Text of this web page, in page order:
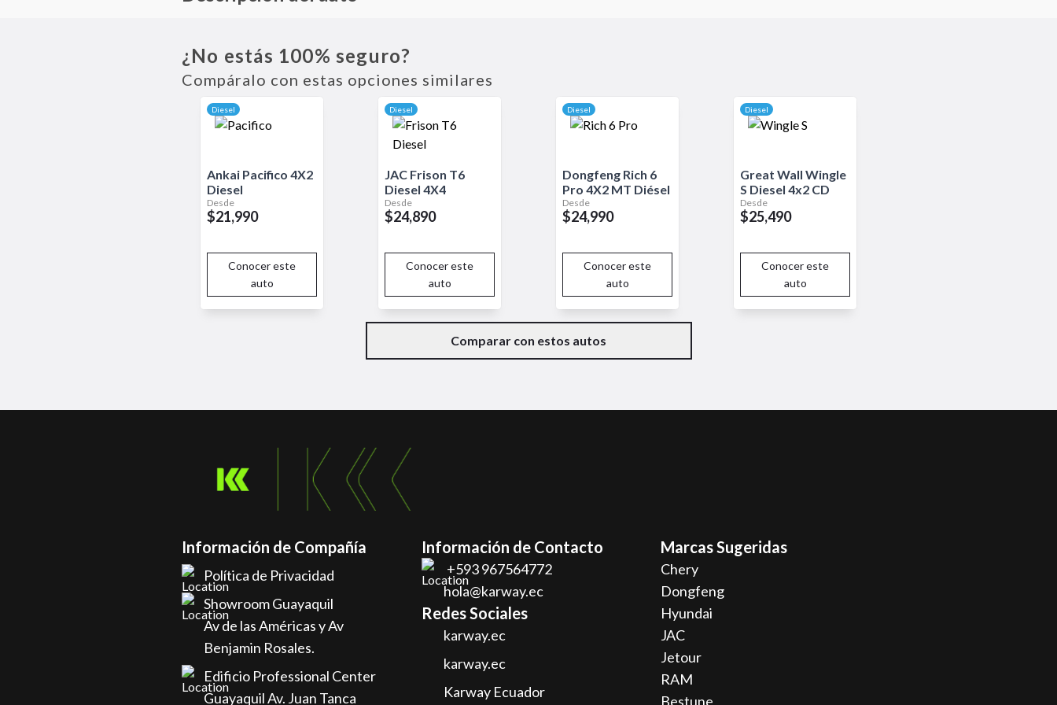
para trabajos exigentes y aventuras fuera de la carretera. La Tunland G7 incorpora tecnología de última generación, incluyendo un
sistema de infoentretenimiento intuitivo y conectividad Bluetooth, que garantizan comodidad y entretenimiento en cada viaje. En
términos de seguridad, cuenta con frenos ABS, control de estabilidad y múltiples airbags, proporcionando tranquilidad y
protección para todos los ocupantes. Ideal para quienes buscan una camioneta versátil y confiable.
¿No estás 100% seguro?
Compáralo con estas opciones similares
Diesel
Ankai Pacifico 4X2
Diesel
Desde
$21,990
Conocer este
auto
Diesel
JAC Frison T6
Diesel 4X4
Desde
$24,890
Conocer este
auto
Diesel
Dongfeng Rich 6
Pro 4X2 MT Diésel
Desde
$24,990
Conocer este
auto
Diesel
Great Wall Wingle
S Diesel 4x2 CD
Desde
$25,490
Conocer este
auto
Comparar con estos autos
Información de Compañía
Política de Privacidad
Showroom Guayaquil
Av de las Américas y Av
Benjamin Rosales.
Edificio Professional Center
Guayaquil Av. Juan Tanca
Información de Contacto
+593 967564772
hola@karway.ec
Redes Sociales
karway.ec
karway.ec
Karway Ecuador
Marcas Sugeridas
Chery
Dongfeng
Hyundai
JAC
Jetour
RAM
Bestune